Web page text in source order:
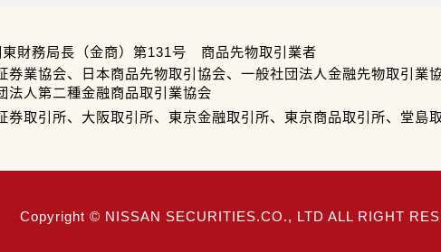
財務局長（金商）第131号 商品先物取引業者
券業協会、日本商品先物取引協会、一般社団法人金融先物取引業
法人第二種金融商品取引業協会
券取引所、大阪取引所、東京金融取引所、東京商品取引所、堂島
Copyright © NISSAN SECURITIES.CO., LTD ALL RIGHT